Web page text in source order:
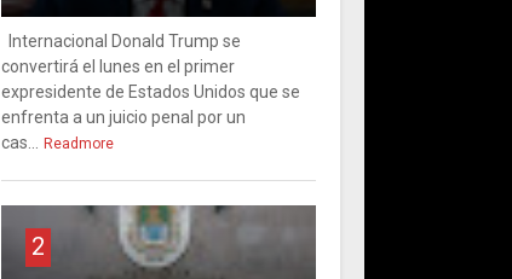
Internacional Donald Trump se
convertirá el lunes en el primer
expresidente de Estados Unidos que se
enfrenta a un juicio penal por un
cas...
Readmore
2